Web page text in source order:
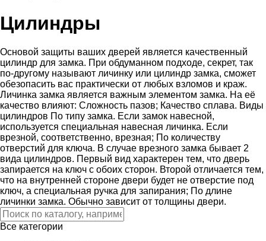
Цилиндры
Основой защиты ваших дверей является качественный
цилиндр для замка. При обдуманном подходе, секрет, так
по-другому называют личинку или цилиндр замка, сможет
обезопасить вас практически от любых взломов и краж.
Личинка замка является важным элементом замка. На её
качество влияют: Сложность пазов; Качество сплава. Виды
цилиндров По типу замка. Если замок навесной,
используется специальная навесная личинка. Если
врезной, соответственно, врезная; По количеству
отверстий для ключа. В случае врезного замка бывает 2
вида цилиндров. Первый вид характерен тем, что дверь
запирается на ключ с обоих сторон. Второй отличается тем,
что на внутренней стороне двери будет не отверстие под
ключ, а специальная ручка для запирания; По длине
личинки замка. Обычно зависит от толщины двери.
Все категории